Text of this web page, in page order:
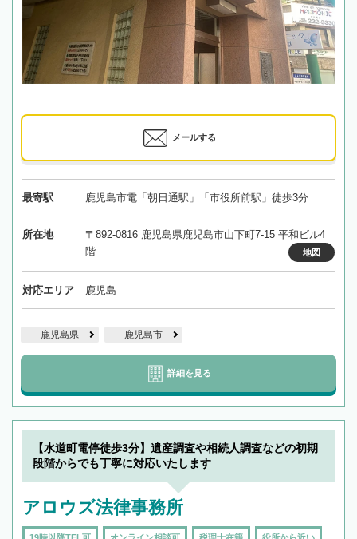
メールする
最寄駅 鹿児島市電「朝日通駅」「市役所前駅」徒歩3分
所在地
〒892-0816 鹿児島県鹿児島市山下町7-15 平和ビル4
階
地図
対応エリア 鹿児島
鹿児島県 鹿児島市
詳細を見る
【水道町電停徒歩3分】遺産調査や相続人調査などの初期
段階からでも丁寧に対応いたします
アロウズ法律事務所